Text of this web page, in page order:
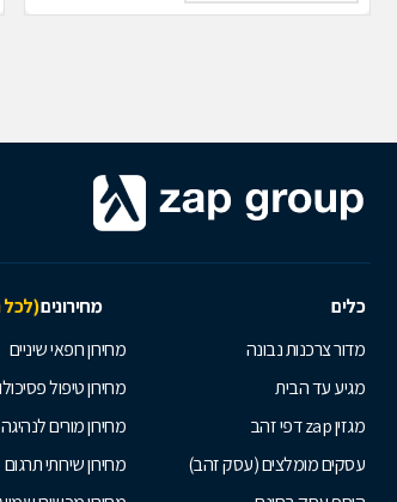
כלים מחירונים(לכל
מדור צרכנות נבונה
מגיע עד הבית
מגזין zap דפי זהב
עסקים מומלצים (עסק זהב)
מחירון רופאי שיניים
מחירון טיפול
מחירון מורים לנהיגה
מחירון שירותי תרגום